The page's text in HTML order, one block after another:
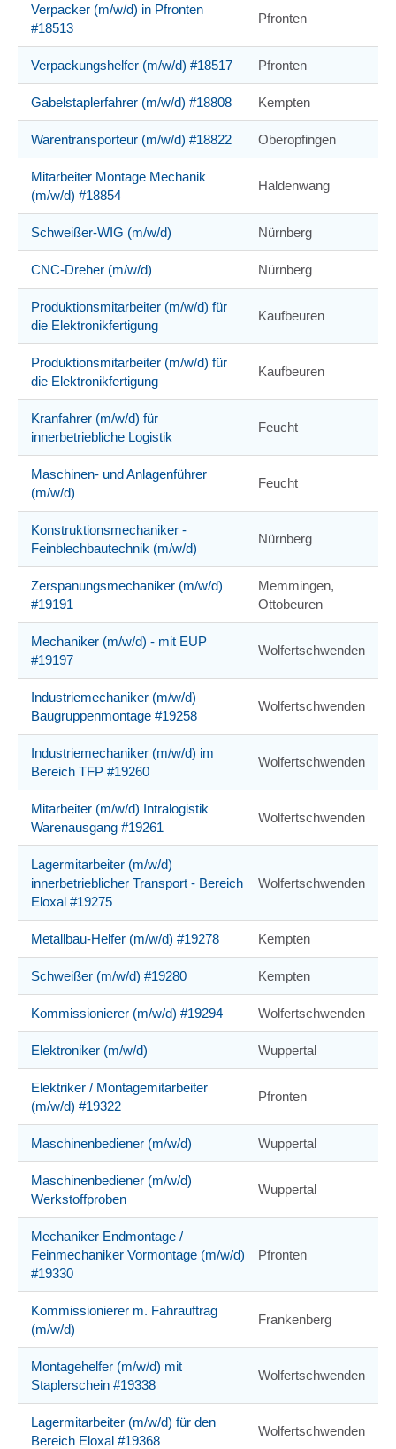
Verpacker (m/w/d) in Pfronten
#18513
Pfronten
Verpackungshelfer (m/w/d) #18517 Pfronten
Gabelstaplerfahrer (m/w/d) #18808 Kempten
Warentransporteur (m/w/d) #18822 Oberopfingen
Mitarbeiter Montage Mechanik
(m/w/d) #18854
Haldenwang
Schweißer-WIG (m/w/d) Nürnberg
CNC-Dreher (m/w/d) Nürnberg
Produktionsmitarbeiter (m/w/d) für
die Elektronikfertigung
Kaufbeuren
Produktionsmitarbeiter (m/w/d) für
die Elektronikfertigung
Kaufbeuren
Kranfahrer (m/w/d) für
innerbetriebliche Logistik
Feucht
Maschinen- und Anlagenführer
(m/w/d)
Feucht
Konstruktionsmechaniker -
Feinblechbautechnik (m/w/d)
Nürnberg
Zerspanungsmechaniker (m/w/d)
#19191
Memmingen,
Ottobeuren
Mechaniker (m/w/d) - mit EUP
#19197
Wolfertschwenden
Industriemechaniker (m/w/d)
Baugruppenmontage #19258
Wolfertschwenden
Industriemechaniker (m/w/d) im
Bereich TFP #19260
Wolfertschwenden
Mitarbeiter (m/w/d) Intralogistik
Warenausgang #19261
Wolfertschwenden
Lagermitarbeiter (m/w/d)
innerbetrieblicher Transport - Bereich
Eloxal #19275
Wolfertschwenden
Metallbau-Helfer (m/w/d) #19278 Kempten
Schweißer (m/w/d) #19280 Kempten
Kommissionierer (m/w/d) #19294 Wolfertschwenden
Elektroniker (m/w/d) Wuppertal
Elektriker / Montagemitarbeiter
(m/w/d) #19322
Pfronten
Maschinenbediener (m/w/d) Wuppertal
Maschinenbediener (m/w/d)
Werkstoffproben
Wuppertal
Mechaniker Endmontage /
Feinmechaniker Vormontage (m/w/d)
#19330
Pfronten
Kommissionierer m. Fahrauftrag
(m/w/d)
Frankenberg
Montagehelfer (m/w/d) mit
Staplerschein #19338
Wolfertschwenden
Lagermitarbeiter (m/w/d) für den
Bereich Eloxal #19368
Wolfertschwenden